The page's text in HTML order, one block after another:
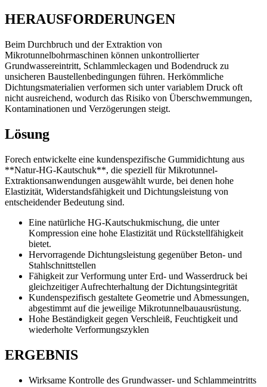
HERAUSFORDERUNGEN
Beim Durchbruch und der Extraktion von
Mikrotunnelbohrmaschinen können unkontrollierter
Grundwassereintritt, Schlammleckagen und Bodendruck zu
unsicheren Baustellenbedingungen führen. Herkömmliche
Dichtungsmaterialien verformen sich unter variablem Druck oft
nicht ausreichend, wodurch das Risiko von Überschwemmungen,
Kontaminationen und Verzögerungen steigt.
Lösung
Forech entwickelte eine kundenspezifische Gummidichtung aus
**Natur-HG-Kautschuk**, die speziell für Mikrotunnel-
Extraktionsanwendungen ausgewählt wurde, bei denen hohe
Elastizität, Widerstandsfähigkeit und Dichtungsleistung von
entscheidender Bedeutung sind.
Eine natürliche HG-Kautschukmischung, die unter
Kompression eine hohe Elastizität und Rückstellfähigkeit
bietet.
Hervorragende Dichtungsleistung gegenüber Beton- und
Stahlschnittstellen
Fähigkeit zur Verformung unter Erd- und Wasserdruck bei
gleichzeitiger Aufrechterhaltung der Dichtungsintegrität
Kundenspezifisch gestaltete Geometrie und Abmessungen,
abgestimmt auf die jeweilige Mikrotunnelbauausrüstung.
Hohe Beständigkeit gegen Verschleiß, Feuchtigkeit und
wiederholte Verformungszyklen
ERGEBNIS
Wirksame Kontrolle des Grundwasser- und Schlammeintritts